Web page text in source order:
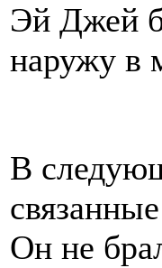
Эй Джей
наружу в
В
Он не